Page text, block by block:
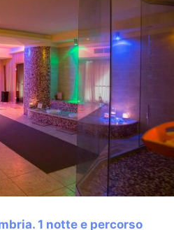
3 Notti da Euro 190,00
Chianti - Toscana
del Chianti
. Potrete gustare
immersi nella Rom...
1 notte e percorso